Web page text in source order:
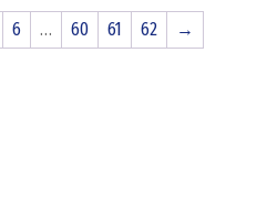
6 … 60 61 62 →